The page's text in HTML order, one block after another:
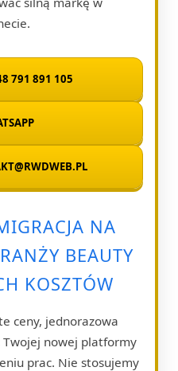
791 891 105
NA
BEAUTY
KOSZTÓW
ceny, jednorazowa
Twojej nowej platformy
prac. Nie stosujemy